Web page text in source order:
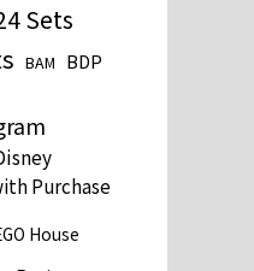
Sets
BAM BDP
Purchase
House